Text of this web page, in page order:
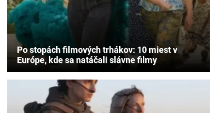
Po stopách filmových trhákov: 10 miest v
Európe, kde sa natáčali slávne filmy